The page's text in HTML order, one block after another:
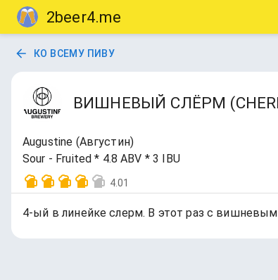
2beer4.me
КО ВСЕМУ ПИВУ
ВИШНЕВЫЙ СЛЁРМ
Augustine (Августин)
Sour - Fruited * 4.8 ABV * 3 IBU
4.01
4-ый в линейке слерм. В этот раз с